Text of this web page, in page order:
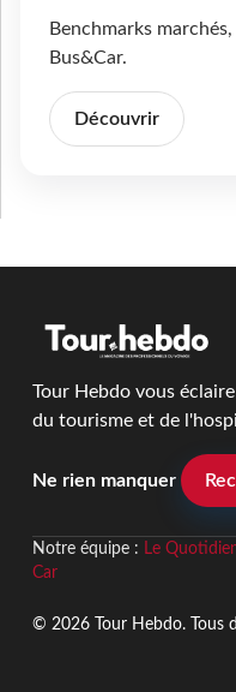
Benchmarks
Bus&Car.
Découvrir
Tour Hebdo vous
du tourisme et de
Ne rien manquer
Notre équipe : Le
Car
© 2026 Tour Hebdo. Tous